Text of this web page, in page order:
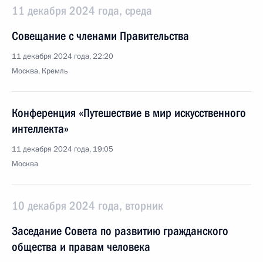
11 декабря 2024 года, среда
Совещание с членами Правительства
11 декабря 2024 года, 22:20
Москва, Кремль
Конференция «Путешествие в мир искусственного
интеллекта»
11 декабря 2024 года, 19:05
Москва
10 декабря 2024 года, вторник
Заседание Совета по развитию гражданского
общества и правам человека